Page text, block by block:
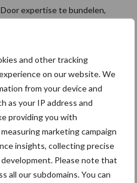
and other tracking
on our website. We
from your device and
as your IP address and
providing you with
marketing campaign
insights, collecting precise
Please note that
all our subdomains. You can
expertise te bundelen,
Holman, Humus-Guru,
Universität Duisburg
GmbH en DLV Advies.
innovaties
voor boeren in Nederland
tussen beide